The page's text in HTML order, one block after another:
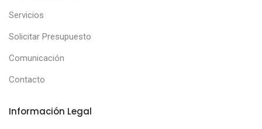
Servicios
Solicitar Presupuesto
Comunicación
Contacto
Información Legal